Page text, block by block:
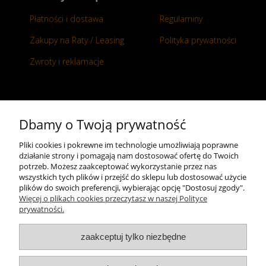
Płatności i dostawa
Zakupy na Raty / Leasing
Zwroty i reklamacje
Regulaminy
Polityka prywatności
Kontakt
+48 696 50 70 20
sklep@notopstryk.pl
Dbamy o Twoją prywatność
Pliki cookies i pokrewne im technologie umożliwiają poprawne
działanie strony i pomagają nam dostosować ofertę do Twoich
potrzeb. Możesz zaakceptować wykorzystanie przez nas
wszystkich tych plików i przejść do sklepu lub dostosować użycie
plików do swoich preferencji, wybierając opcję "Dostosuj zgody".
Więcej o plikach cookies przeczytasz w naszej Polityce
prywatności.
zaakceptuj tylko niezbędne